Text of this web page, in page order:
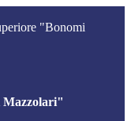
"Bonomi
Mazzolari"